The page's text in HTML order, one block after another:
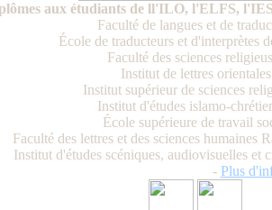
aux étudiants de ll'ILO, l'ELFS,
Faculté de langues et de
École de traducteurs et d'interprètes
Faculté des sciences
Institut de lettres orientales
Institut supérieur de sciences
Institut d'études islamo-
École supérieure de travail
Faculté des lettres et des sciences humaines
Institut d'études scéniques, audiovisuelles et
- Plus